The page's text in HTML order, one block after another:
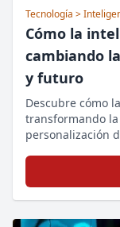
Tecnología >
Cómo la
cambiando
y futuro
Descubre cómo
transformando
personalización